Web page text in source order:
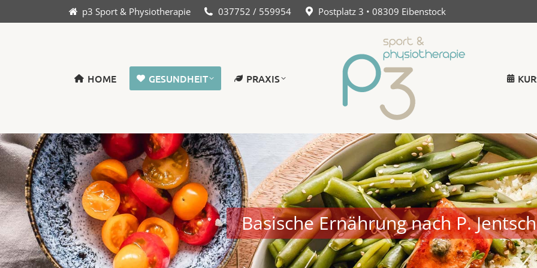
p3 Sport & Physiotherapie 037752 / 559954 Postplatz 3 • 08309 Eibenstock
HOME GESUNDHEIT PRAXIS
Basische Ernährung nach P.